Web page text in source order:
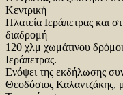
Κεντρική
Πλατεία Ιεράπετρας και
διαδρομή
120 χλμ χωμάτινου
Ιεράπετρας.
Ενόψει της εκδήλωσης
Θεοδόσιος Καλαντζάκης,